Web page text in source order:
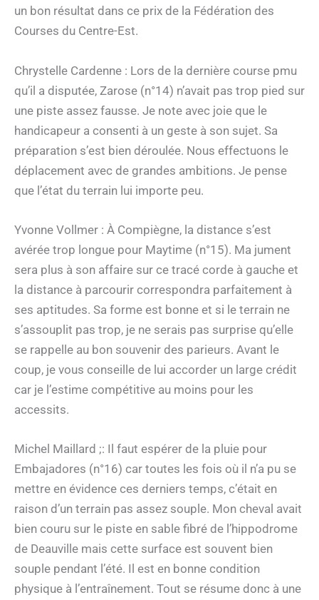
un bon résultat dans ce prix de la Fédération des
Courses du Centre-Est.
Chrystelle Cardenne : Lors de la dernière course pmu
qu’il a disputée, Zarose (n°14) n’avait pas trop pied sur
une piste assez fausse. Je note avec joie que le
handicapeur a consenti à un geste à son sujet. Sa
préparation s’est bien déroulée. Nous effectuons le
déplacement avec de grandes ambitions. Je pense
que l’état du terrain lui importe peu.
Yvonne Vollmer : À Compiègne, la distance s’est
avérée trop longue pour Maytime (n°15). Ma jument
sera plus à son affaire sur ce tracé corde à gauche et
la distance à parcourir correspondra parfaitement à
ses aptitudes. Sa forme est bonne et si le terrain ne
s’assouplit pas trop, je ne serais pas surprise qu’elle
se rappelle au bon souvenir des parieurs. Avant le
coup, je vous conseille de lui accorder un large crédit
car je l’estime compétitive au moins pour les
accessits.
Michel Maillard ;: Il faut espérer de la pluie pour
Embajadores (n°16) car toutes les fois où il n’a pu se
mettre en évidence ces derniers temps, c’était en
raison d’un terrain pas assez souple. Mon cheval avait
bien couru sur le piste en sable fibré de l’hippodrome
de Deauville mais cette surface est souvent bien
souple pendant l’été. Il est en bonne condition
physique à l’entraînement. Tout se résume donc à une